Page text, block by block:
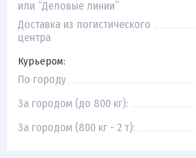
или “Деловые линии”
Доставка из логистического
центра
Курьером:
По городу
За городом (до 800 кг):
За городом (800 кг - 2 т):